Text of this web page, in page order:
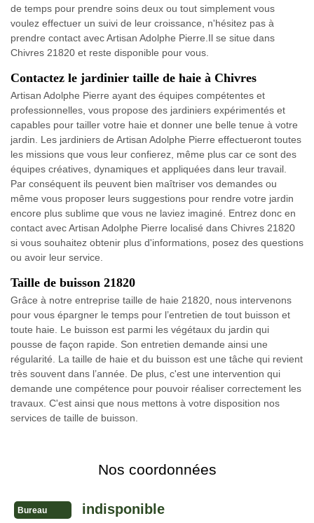
de temps pour prendre soins deux ou tout simplement vous
voulez effectuer un suivi de leur croissance, n'hésitez pas à
prendre contact avec Artisan Adolphe Pierre.Il se situe dans
Chivres 21820 et reste disponible pour vous.
Contactez le jardinier taille de haie à Chivres
Artisan Adolphe Pierre ayant des équipes compétentes et
professionnelles, vous propose des jardiniers expérimentés et
capables pour tailler votre haie et donner une belle tenue à votre
jardin. Les jardiniers de Artisan Adolphe Pierre effectueront toutes
les missions que vous leur confierez, même plus car ce sont des
équipes créatives, dynamiques et appliquées dans leur travail.
Par conséquent ils peuvent bien maîtriser vos demandes ou
même vous proposer leurs suggestions pour rendre votre jardin
encore plus sublime que vous ne laviez imaginé. Entrez donc en
contact avec Artisan Adolphe Pierre localisé dans Chivres 21820
si vous souhaitez obtenir plus d'informations, posez des questions
ou avoir leur service.
Taille de buisson 21820
Grâce à notre entreprise taille de haie 21820, nous intervenons
pour vous épargner le temps pour l’entretien de tout buisson et
toute haie. Le buisson est parmi les végétaux du jardin qui
pousse de façon rapide. Son entretien demande ainsi une
régularité. La taille de haie et du buisson est une tâche qui revient
très souvent dans l’année. De plus, c'est une intervention qui
demande une compétence pour pouvoir réaliser correctement les
travaux. C'est ainsi que nous mettons à votre disposition nos
services de taille de buisson.
Nos coordonnées
Bureau indisponible